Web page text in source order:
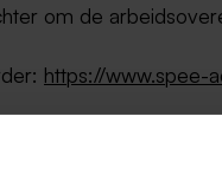
om de
https://www.spee-